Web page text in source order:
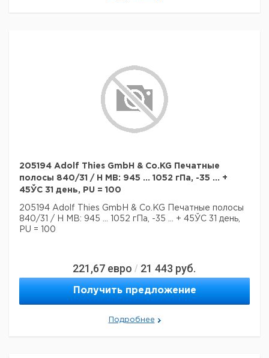
205194 Adolf Thies GmbH & Co.KG Печатные
полосы 840/31 / H MB: 945 ... 1052 гПа, -35 ... +
45ЎC 31 день, PU = 100
205194 Adolf Thies GmbH & Co.KG Печатные полосы
840/31 / H MB: 945 ... 1052 гПа, -35 ... + 45ЎC 31 день,
PU = 100
221,67 евро / 21 443 руб.
Получить предложение
Подробнее